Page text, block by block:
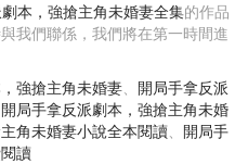
本，強搶主角未婚妻全集的作品
我們聯係，我們將在第一時間進
強搶主角未婚妻、 開局手拿反派
開局手拿反派劇本，強搶主角未婚
角未婚妻小說全本閱讀、 開局手
讀